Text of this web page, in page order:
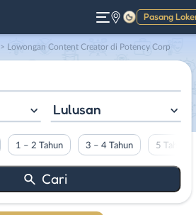
Pasang
Gelap
> Lowongan Content Creator di Potency Corp
Lulusan
1 – 2 Tahun 3 – 4 Tahun 5 Tahun